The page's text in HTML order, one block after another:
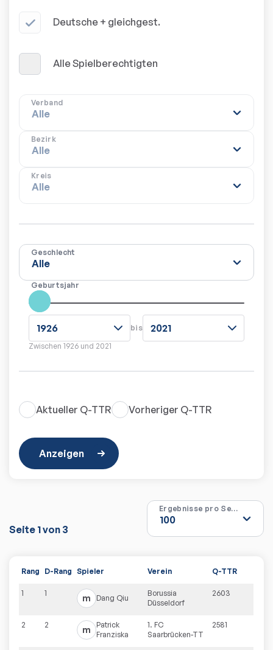
Deutsche + gleichgest.
Alle Spielberechtigten
Verband
Bezirk
Kreis
Geschlecht
Geburtsjahr
bis
Zwischen 1926 und 2021
Aktueller Q-TTR Vorheriger Q-TTR
Anzeigen
Seite 1von 3
Ergebnisse pro Seite
Rang D-Rang Spieler Verein Q-TTR
1 1 m Dang Qiu
Borussia
Düsseldorf
2603
2 2 m
Patrick
Franziska
1. FC
Saarbrücken-TT
2581